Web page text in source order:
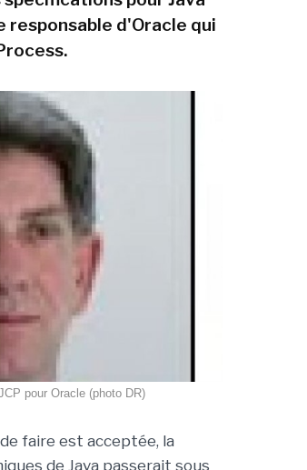
responsable d'Oracle qui
pour Oracle (photo DR)
faire est acceptée, la
de Java passerait sous